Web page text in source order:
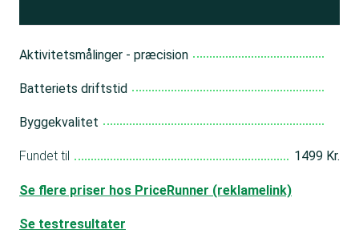
Aktivitetsmålinger - præcision
Batteriets driftstid
Byggekvalitet
Fundet til 1499 Kr.
Se flere priser hos PriceRunner (reklamelink)
Se testresultater